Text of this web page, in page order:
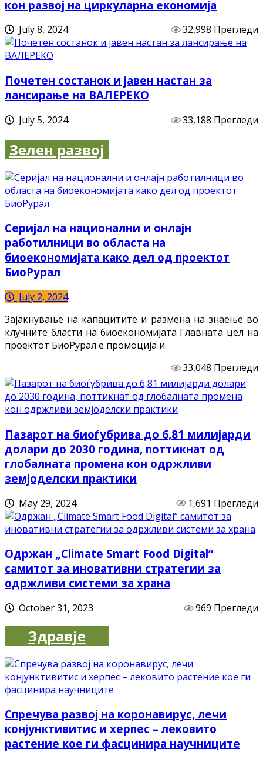
кон развој на циркуларна економија
July 8, 2024 32,998 Прегледи
Почетен состанок и јавен настан за
лансирање на ВАЛЕРЕКО
July 5, 2024 33,188 Прегледи
Зелен развој
Серијал на национални и онлајн
работилници во областа на
биоекономијата како дел од проектот
БиоРурал
July 2, 2024
Зајакнување на капацитите и размена на знаење во
клучните бласти на биоекономијата Главната цел на
проектот БиоРурал е промоција и
33,048 Прегледи
Пазарот на биоѓубрива до 6,81 милијарди
долари до 2030 година, поттикнат од
глобалната промена кон одржливи
земјоделски практики
May 29, 2024 1,691 Прегледи
Одржан „Climate Smart Food Digital“
самитот за иновативни стратегии за
одржливи системи за храна
October 31, 2023 969 Прегледи
Здравје
Спречува развој на коронавирус, лечи
конјунктивитис и херпес – лековито
растение кое ги фасцинира научниците